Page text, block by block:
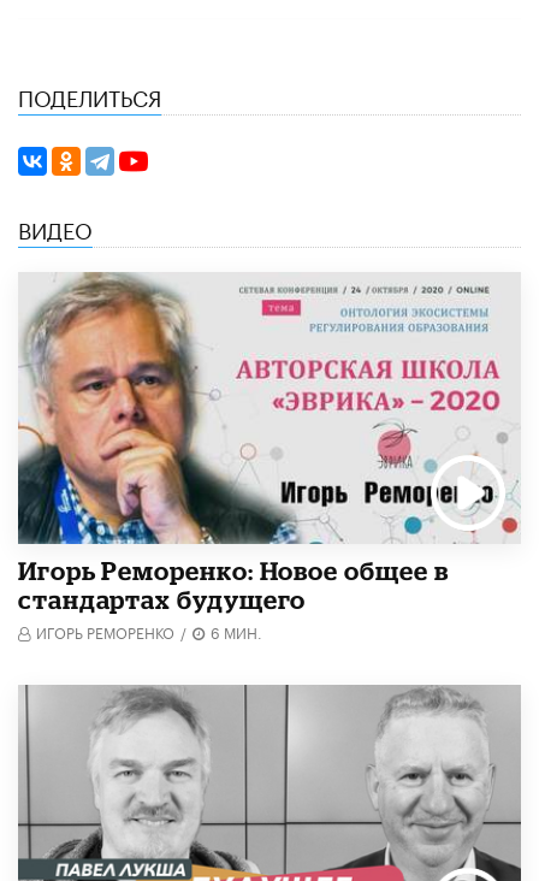
ПОДЕЛИТЬСЯ
ВИДЕО
Игорь Реморенко: Новое общее в
стандартах будущего
ИГОРЬ РЕМОРЕНКО / 6 МИН.